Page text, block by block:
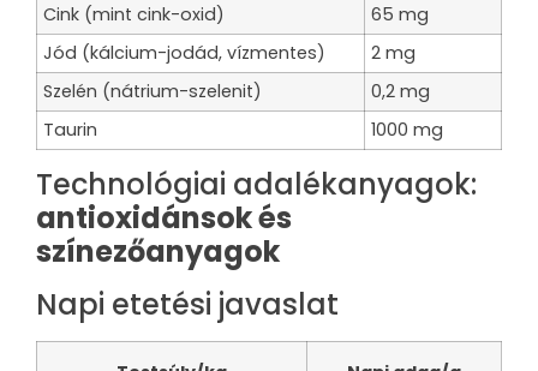
Cink (mint cink-oxid)
65 mg
Jód (kálcium-jodád, vízmentes)
2 mg
Szelén (nátrium-szelenit)
0,2 mg
Taurin
1000 mg
Technológiai adalékanyagok:
antioxidánsok és
színezőanyagok
Napi etetési javaslat